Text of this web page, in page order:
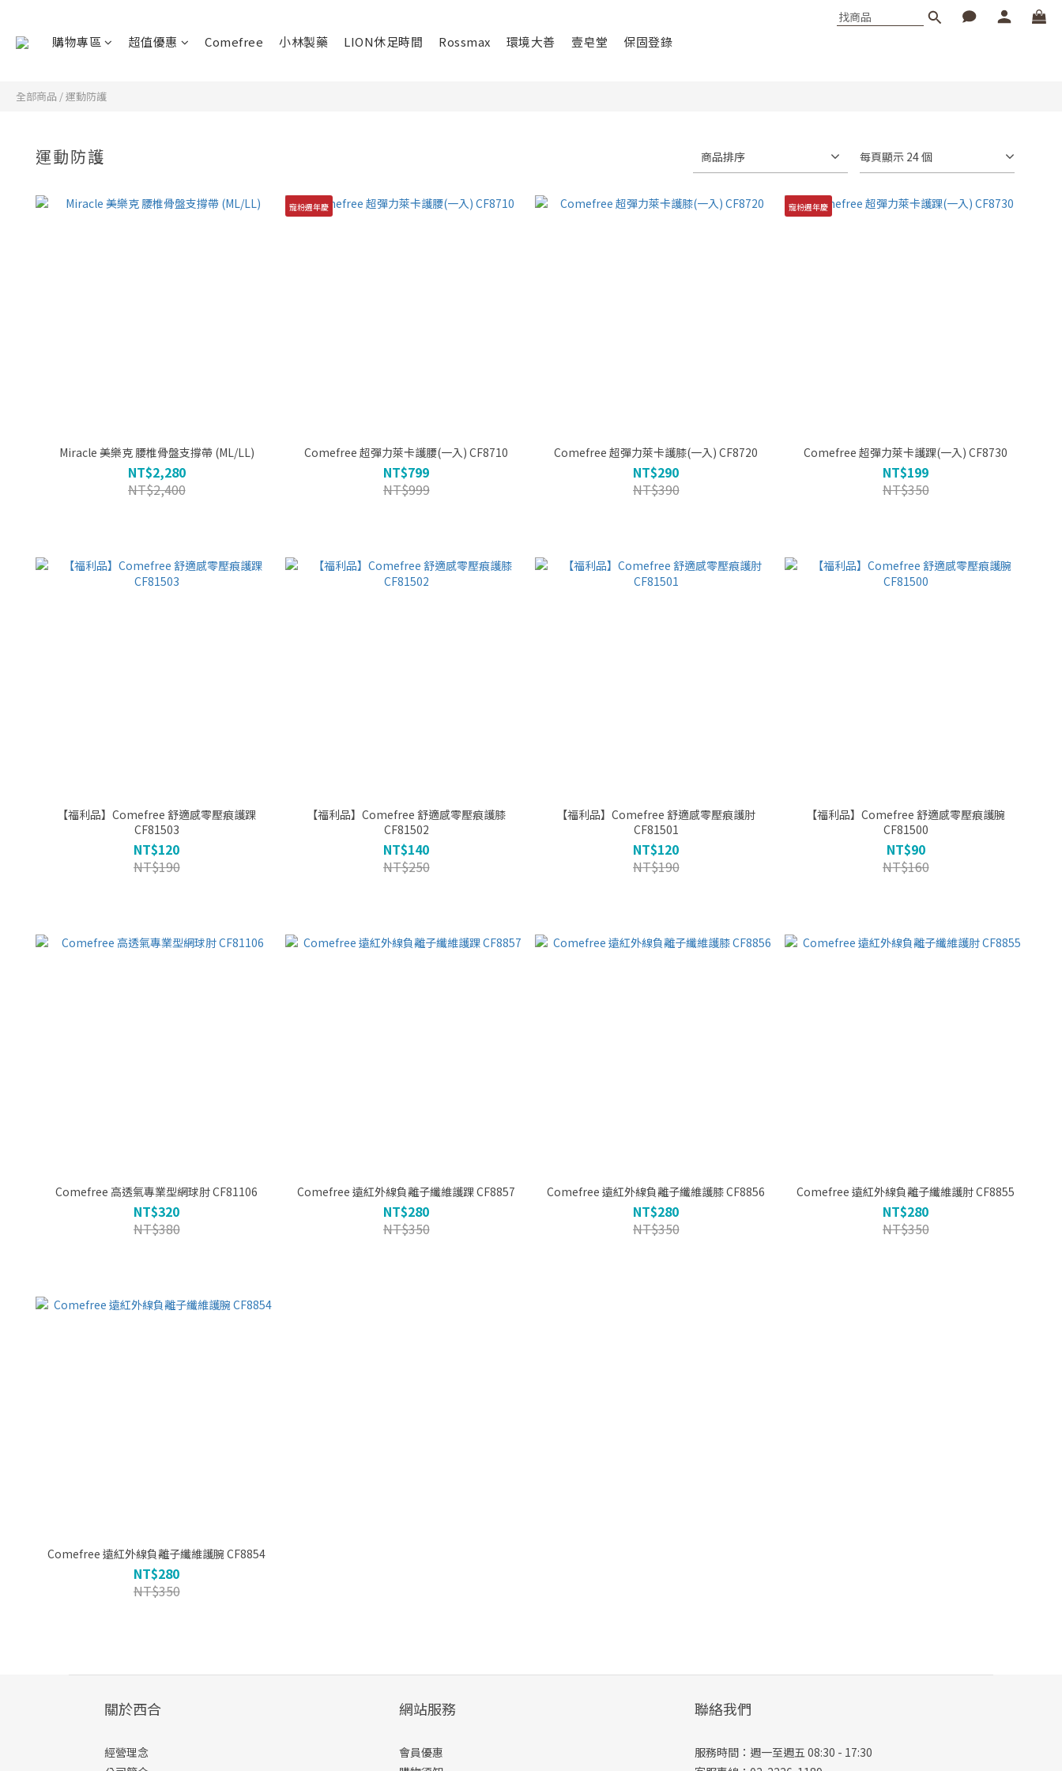
購物專區 超值優惠 Comefree 小林製藥 LION休足時間 Rossmax 環境大善 壹皂堂 保固登錄
全部商品 /運動防護
運動防護 商品排序 每頁顯示 24 個
Miracle 美樂克 腰椎骨盤支撐帶 (ML/LL)
NT$2,280
NT$2,400
寵粉週年慶
Comefree 超彈力萊卡護腰(一入) CF8710
NT$799
NT$999
Comefree 超彈力萊卡護膝(一入) CF8720
NT$290
NT$390
寵粉週年慶
Comefree 超彈力萊卡護踝(一入) CF8730
NT$199
NT$350
【福利品】Comefree 舒適感零壓痕護踝
CF81503
NT$120
NT$190
【福利品】Comefree 舒適感零壓痕護膝
CF81502
NT$140
NT$250
【福利品】Comefree 舒適感零壓痕護肘
CF81501
NT$120
NT$190
【福利品】Comefree 舒適感零壓痕護腕
CF81500
NT$90
NT$160
Comefree 高透氣專業型網球肘 CF81106
NT$320
NT$380
Comefree 遠紅外線負離子纖維護踝 CF8857
NT$280
NT$350
Comefree 遠紅外線負離子纖維護膝 CF8856
NT$280
NT$350
Comefree 遠紅外線負離子纖維護肘 CF8855
NT$280
NT$350
Comefree 遠紅外線負離子纖維護腕 CF8854
NT$280
NT$350
關於西合
經營理念
網站服務
會員優惠
聯絡我們
服務時間：週一至週五 08:30 - 17:30